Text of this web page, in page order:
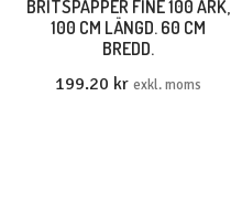
BRITSPAPPER FINE 100 ARK,
100 CM LÄNGD. 60 CM
BREDD.
199.20 kr exkl. moms